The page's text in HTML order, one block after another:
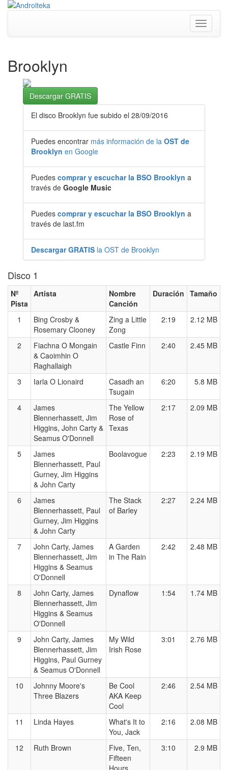
Toggle
Brooklyn
Descargar GRATIS
El disco Brooklyn fue subido el 28/09/2016
Puedes encontrar más información de la OST de
Brooklyn en Google
Puedes comprar y escuchar la BSO Brooklyn a
través de Google Music
Puedes comprar y escuchar la BSO Brooklyn a
través de last.fm
Descargar GRATIS la OST de Brooklyn
Disco 1
Nº
Pista
Artista
Nombre
Canción
Duración Tamaño
1
Bing Crosby &
Rosemary Clooney
Zing a Little
Zong
2:19 2.12 MB
2
Fiachna O Mongain
& Caoimhin O
Raghallaigh
Castle Finn 2:40 2.45 MB
3 Iarla O Lionaird
Casadh an
Tsugain
6:20 5.8 MB
4
James
Blennerhassett, Jim
Higgins, John Carty &
Seamus O'Donnell
The Yellow
Rose of
Texas
2:17 2.09 MB
5
James
Blennerhassett, Paul
Gurney, Jim Higgins
& John Carty
Boolavogue 2:23 2.19 MB
6
James
Blennerhassett, Paul
Gurney, Jim Higgins
& John Carty
The Stack
of Barley
2:27 2.24 MB
7
John Carty, James
Blennerhassett, Jim
Higgins & Seamus
O'Donnell
A Garden
in The Rain
2:42 2.48 MB
8
John Carty, James
Blennerhassett, Jim
Higgins & Seamus
O'Donnell
Dynaflow 1:54 1.74 MB
9
John Carty, James
Blennerhassett, Jim
Higgins, Paul Gurney
& Seamus O'Donnell
My Wild
Irish Rose
3:01 2.76 MB
10
Johnny Moore's
Three Blazers
Be Cool
AKA Keep
Cool
2:46 2.54 MB
11 Linda Hayes
What's It to
You, Jack
2:16 2.08 MB
12 Ruth Brown
Five, Ten,
Fifteen
Hours
3:10 2.9 MB